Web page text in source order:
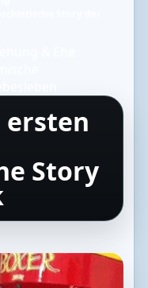
ersten
Story